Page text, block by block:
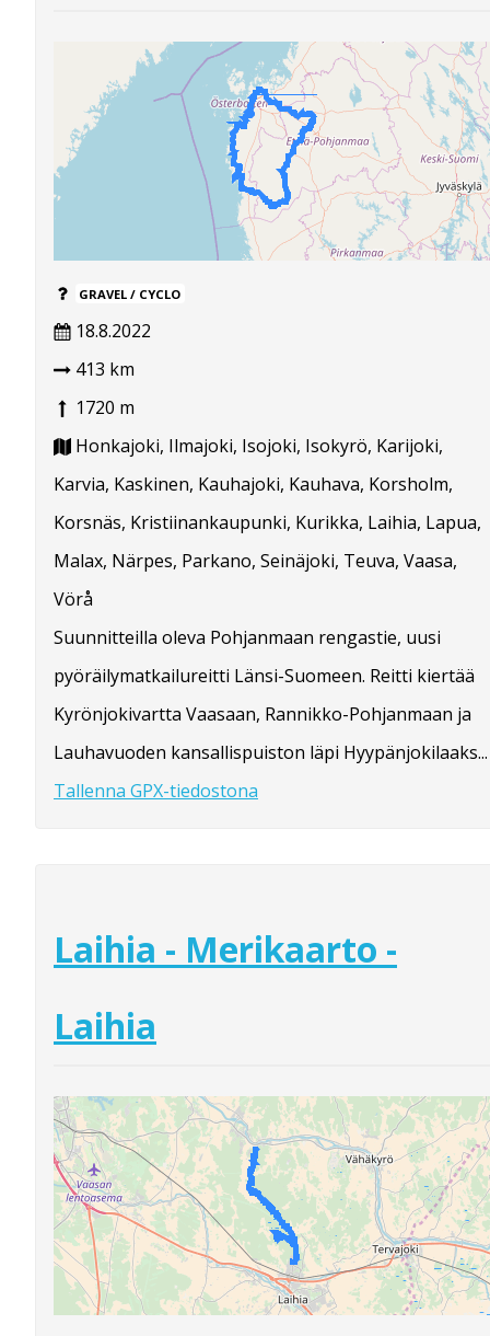
GRAVEL / CYCLO
18.8.2022
413 km
1720 m
Honkajoki, Ilmajoki, Isojoki, Isokyrö, Karijoki,
Karvia, Kaskinen, Kauhajoki, Kauhava, Korsholm,
Korsnäs, Kristiinankaupunki, Kurikka, Laihia, Lapua,
Malax, Närpes, Parkano, Seinäjoki, Teuva, Vaasa,
Vörå
Suunnitteilla oleva Pohjanmaan rengastie, uusi
pyöräilymatkailureitti Länsi-Suomeen. Reitti kiertää
Kyrönjokivartta Vaasaan, Rannikko-Pohjanmaan ja
Lauhavuoden kansallispuiston läpi Hyypänjokilaaks...
Tallenna GPX-tiedostona
Laihia - Merikaarto -
Laihia